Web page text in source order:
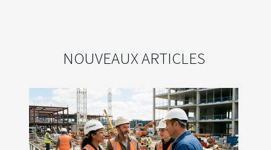
NOUVEAUX ARTICLES